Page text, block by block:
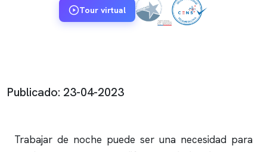
Tour virtual
Publicado: 23-04-2023
Trabajar de noche puede ser una necesidad para